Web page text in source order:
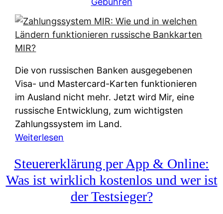
l
t
n
a
t
i
v
e
&
f
r
Die von russischen Banken ausgegebenen
Visa- und Mastercard-Karten funktionieren
im Ausland nicht mehr. Jetzt wird Mir, eine
russische Entwicklung, zum wichtigsten
Zahlungssystem im Land.
Weiterlesen
a
h
Steuererklärung per App & Online:
Was ist wirklich kostenlos und wer ist
der Testsieger?